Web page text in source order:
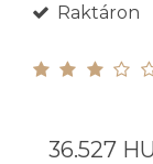
Raktáron
36.527